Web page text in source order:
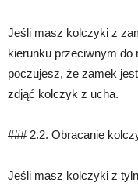
Jeśli masz kolczyki z
kierunku przeciwnym do
poczujesz, że zamek
zdjąć kolczyk z ucha.
### 2.2. Obracanie
Jeśli masz kolczyki z